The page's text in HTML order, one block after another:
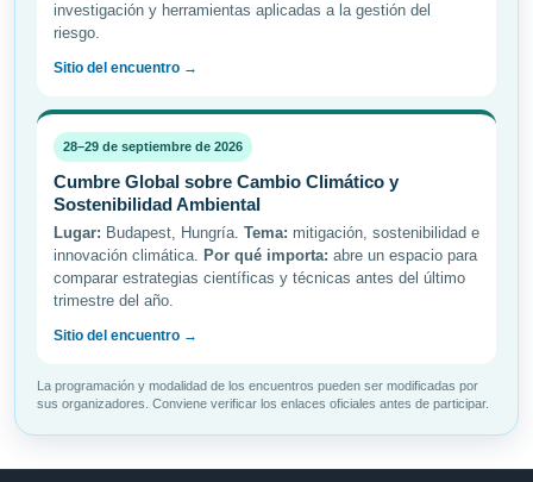
investigación y herramientas aplicadas a la gestión del
riesgo.
Sitio del encuentro →
28–29 de septiembre de 2026
Cumbre Global sobre Cambio Climático y
Sostenibilidad Ambiental
Lugar: Budapest, Hungría. Tema: mitigación, sostenibilidad e
innovación climática. Por qué importa: abre un espacio para
comparar estrategias científicas y técnicas antes del último
trimestre del año.
Sitio del encuentro →
La programación y modalidad de los encuentros pueden ser modificadas por
sus organizadores. Conviene verificar los enlaces oficiales antes de participar.